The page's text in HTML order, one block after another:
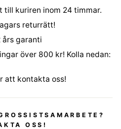
till kuriren inom 24 timmar.
returrätt!
års garanti
över 800 kr! Kolla nedan:
att kontakta oss!
OSS!